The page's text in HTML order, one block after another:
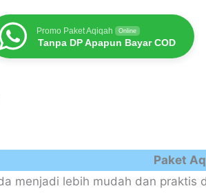
Promo Paket Aqiqah Online
Tanpa DP Apapun Bayar COD
Paket
menjadi lebih mudah dan praktis